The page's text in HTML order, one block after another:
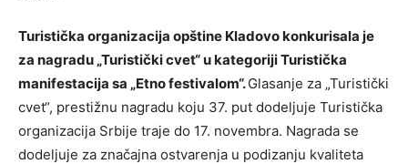
Turistička organizacija opštine Kladovo konkurisala je
za nagradu „Turistički cvet“ u kategoriji Turistička
manifestacija sa „Etno festivalom“.Glasanje za „Turistički
cvet“, prestižnu nagradu koju 37. put dodeljuje Turistička
organizacija Srbije traje do 17. novembra. Nagrada se
dodeljuje za značajna ostvarenja u podizanju kvaliteta